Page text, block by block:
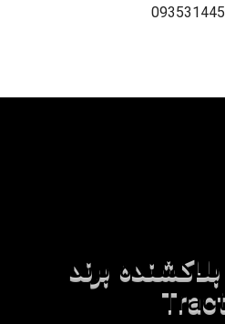
برند